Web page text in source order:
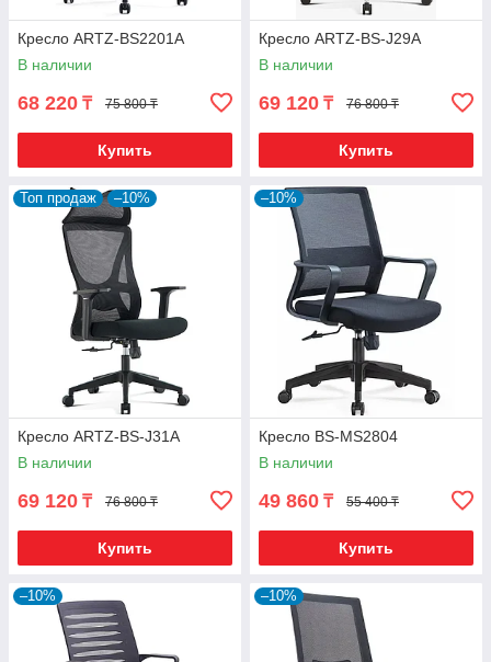
Кресло ARTZ-BS2201A
В наличии
68 220 ₸ 75 800 ₸
Купить
Кресло ARTZ-BS-J29A
В наличии
69 120 ₸ 76 800 ₸
Купить
Топ продаж –10%
Кресло ARTZ-BS-J31A
В наличии
69 120 ₸ 76 800 ₸
Купить
–10%
Кресло BS-MS2804
В наличии
49 860 ₸ 55 400 ₸
Купить
–10% –10%